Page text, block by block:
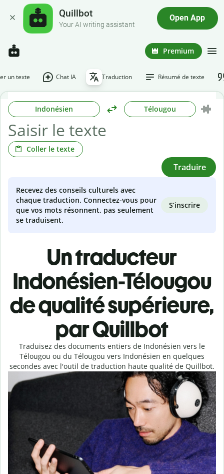
Quillbot
Your AI writing assistant
Open App
Premium
un texte Chat IA Traduction Résumé de texte
Indonésien Télougou
Coller le texte
Traduire
Recevez des conseils culturels avec
chaque traduction. Connectez-vous pour
que vos mots résonnent, pas seulement
se traduisent.
S’inscrire
Un traducteur
Indonésien-Télougou
de qualité supérieure,
par Quillbot
Traduisez des documents entiers de Indonésien vers le
Télougou ou du Télougou vers Indonésien en quelques
secondes avec l'outil de traduction haute qualité de Quillbot.